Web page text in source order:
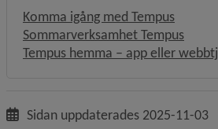
Komma igång med Tempus
Sommarverksamhet Tempus
Tempus hemma – app eller
Sidan uppdaterades 2025-11-03